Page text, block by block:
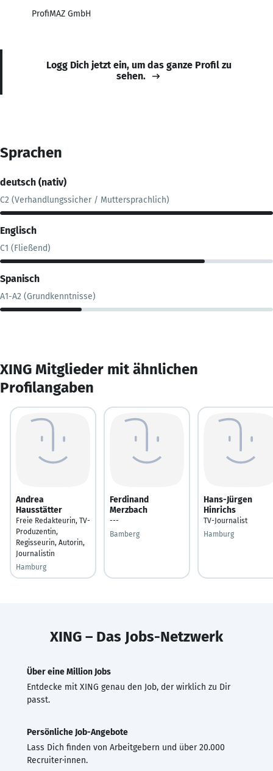
ProfiMAZ GmbH
Logg Dich jetzt ein, um das ganze Profil zu
sehen.
Sprachen
deutsch (nativ)
C2 (Verhandlungssicher / Muttersprachlich)
Englisch
C1 (Fließend)
Spanisch
A1-A2 (Grundkenntnisse)
XING Mitglieder mit ähnlichen
Profilangaben
Andrea
Hausstätter
Freie Redakteurin, TV-
Produzentin,
Regisseurin, Autorin,
Journalistin
Hamburg
Ferdinand
Merzbach
---
Bamberg
Hans-Jürgen
Hinrichs
TV-Journalist
Hamburg
XING – Das Jobs-Netzwerk
Über eine Million Jobs
Entdecke mit XING genau den Job, der wirklich zu Dir
passt.
Persönliche Job-Angebote
Lass Dich finden von Arbeitgebern und über 20.000
Recruiter·innen.